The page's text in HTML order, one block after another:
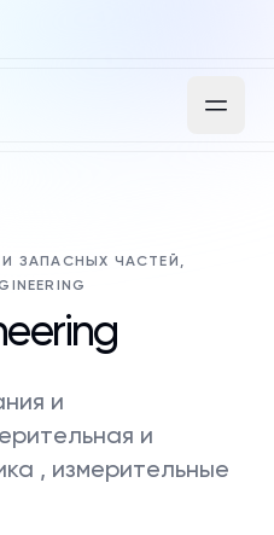
ЗАПАСНЫХ ЧАСТЕЙ,
и
и
, измерительные